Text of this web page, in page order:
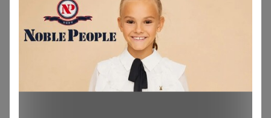
140р
Цена за 10 шт. Тетрадь
листов, в клетку, МИКС
Цена за 10 шт. Тетрадь 48
листов в клетку,
Calligrata «Океан», МИКС